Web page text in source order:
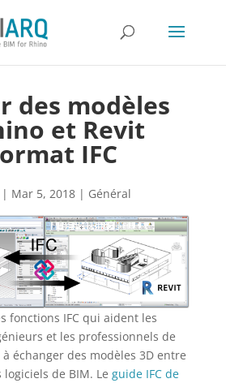
des modèles
et Revit
IFC
| Mar 5, 2018| Général
fonctions IFC qui aident les
et les professionnels de
à échanger des modèles 3D entre
de BIM. Le guide IFC de